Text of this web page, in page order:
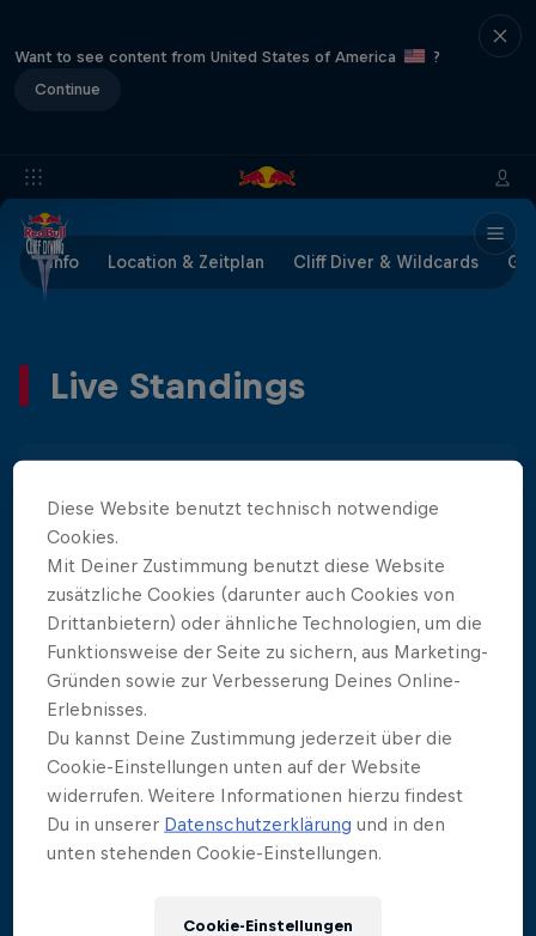
Want to see content from United States of America
?
Continue
Info Location & Zeitplan Cliff Diver & Wildcards
Live Standings
1
Constantin Popovici
Stopp-Punkte
2
Stopp-Punkte:418.4
3
Jonathan Paredes
Stopp-Punkte:387.85
Diese Website benutzt technisch notwendige
Cookies.
Mit Deiner Zustimmung benutzt diese Website
zusätzliche Cookies (darunter auch Cookies von
Drittanbietern) oder ähnliche Technologien, um die
Funktionsweise der Seite zu sichern, aus Marketing-
Gründen sowie zur Verbesserung Deines Online-
Erlebnisses.
Du kannst Deine Zustimmung jederzeit über die
Cookie-Einstellungen unten auf der Website
widerrufen. Weitere Informationen hierzu findest
Du in unserer Datenschutzerklärung und in den
unten stehenden Cookie-Einstellungen.
Cookie-Einstellungen